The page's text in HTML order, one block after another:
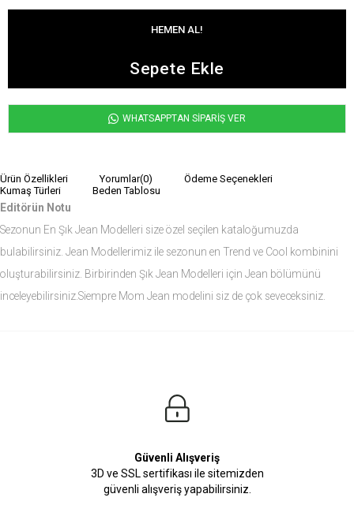
WHATSAPPTAN SİPARİŞ VER
Ürün Özellikleri Yorumlar(0)
Ödeme Seçenekleri
Kumaş Türleri
Beden Tablosu
Editörün Notu
Sezonun En Şık Jean Modelleri size özel seçilen kataloğumuzda
bulabilirsiniz. Jean Modellerimiz ile sezonun en Trend ve Cool kombinini
oluşturabilirsiniz. Birbirinden Şık Jean Modelleri için Jean bölümünü
inceleyebilirsiniz.Siempre Mom Jean modelini siz de çok seveceksiniz.
Manken Bedenleri Üst Grup M, Alt Grup 33 Beden ( Medium )
Güvenli Alışveriş
3D ve SSL sertifikası ile sitemizden
güvenli alışveriş yapabilirsiniz.